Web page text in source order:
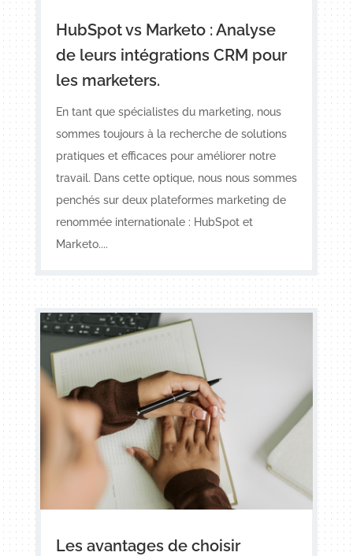
HubSpot vs Marketo : Analyse
de leurs intégrations CRM pour
les marketers.
En tant que spécialistes du marketing, nous
sommes toujours à la recherche de solutions
pratiques et efficaces pour améliorer notre
travail. Dans cette optique, nous nous sommes
penchés sur deux plateformes marketing de
renommée internationale : HubSpot et
Marketo....
Les avantages de choisir